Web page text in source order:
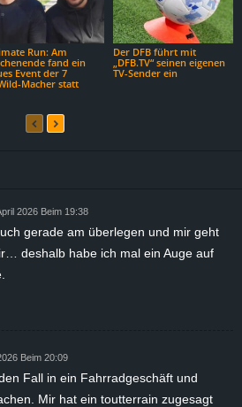
Run: Am
fand ein
Event der 7
Macher statt
Der DFB führt mit
„DFB.TV“ seinen eigenen
TV-Sender ein
2026 Beim 19:38
gerade am überlegen und mir geht
deshalb habe ich mal ein Auge auf
Beim 20:09
Fall in ein Fahrradgeschäft und
Mir hat ein toutterrain zugesagt